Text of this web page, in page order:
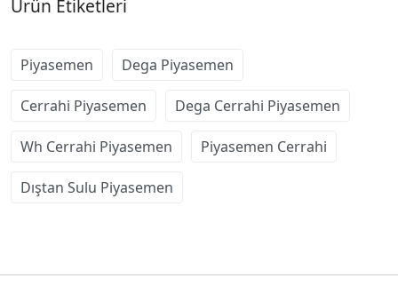
Ürün Etiketleri
Piyasemen Dega Piyasemen
Cerrahi Piyasemen Dega Cerrahi Piyasemen
Wh Cerrahi Piyasemen Piyasemen Cerrahi
Dıştan Sulu Piyasemen